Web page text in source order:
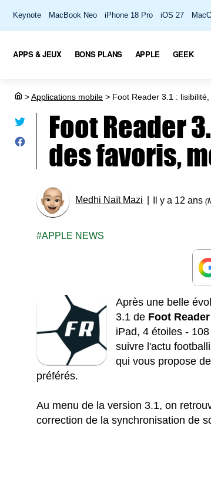
Keynote MacBook Neo iPhone 18 Pro iOS 27
APPS & JEUX BONS PLANS APPLE GEEK
>Applications mobile > Foot Reader 3.1 :
Foot Reader
des favoris,
Medhi Naït Mazi Il y a 12 ans
APPLE NEWS
Après une belle
3.1 de Foot
iPad, 4 étoiles -
suivre l'actu
qui vous propose
préférés.
Au menu de la version 3.1, on
correction de la synchronisation de